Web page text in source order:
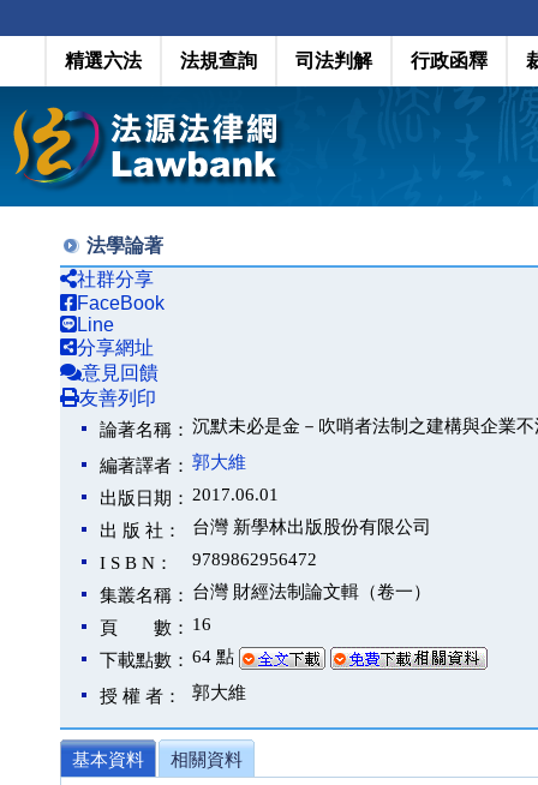
精選六法 法規查詢 司法判解 行政函釋
法學論著
社群分享
FaceBook
Line
分享網址
意見回饋
友善列印
論著名稱： 沉默未必是金－吹哨者法制之建構與企業
編著譯者： 郭大維
出版日期： 2017.06.01
出 版 社：
台灣 新學林出版股份有限公司
I S B N：
9789862956472
集叢名稱： 台灣 財經法制論文輯（卷一）
頁 數： 16
下載點數： 64 點
授 權 者： 郭大維
基本資料
相關資料